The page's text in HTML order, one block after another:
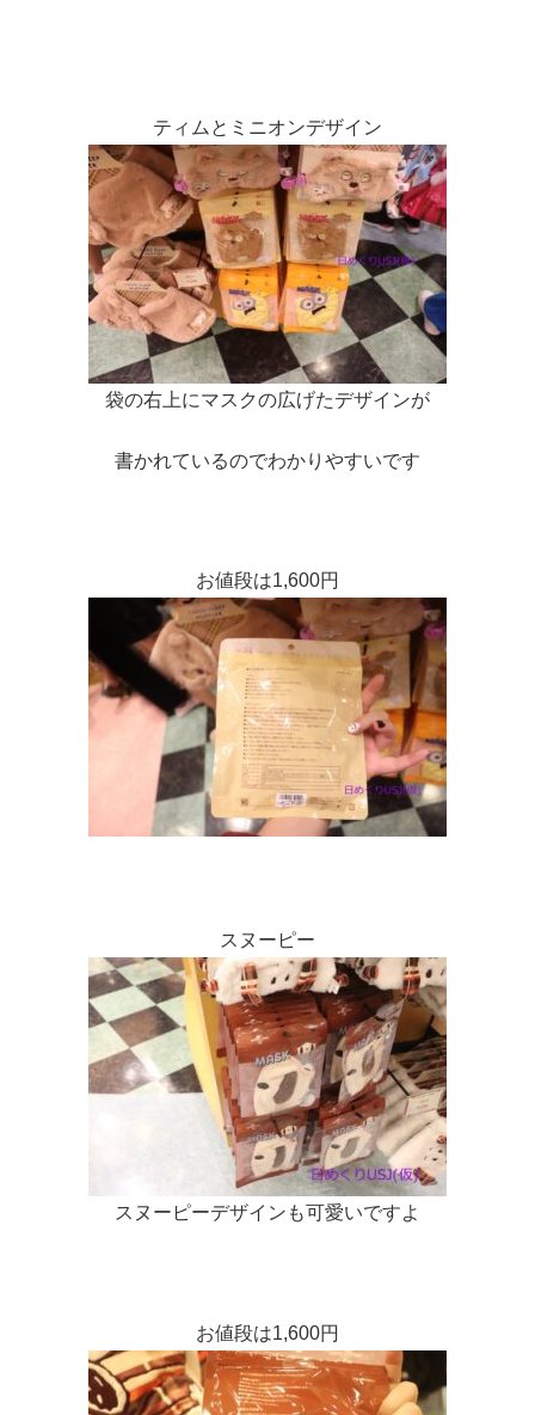
ティムとミニオンデザイン
袋の右上にマスクの広げたデザインが
書かれているのでわかりやすいです
お値段は1,600円
スヌーピー
スヌーピーデザインも可愛いですよ
お値段は1,600円